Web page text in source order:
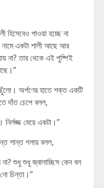
পাওয়া হচ্ছে না
একটা শালী আছে আর
না? তার থেকে এই পুষ্পিই
অর্পণের হাতে শক্ত একটি
দাঁত চেপে বলল,
মেয়ে একটা।”
শান্ত গলায় বলল,
শুধু শুধু জ্বালাচ্ছিস কেন বল
চিন্তা।”